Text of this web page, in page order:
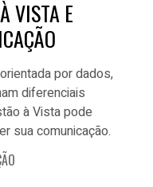
VISTA E
por dados,
diferenciais
à Vista pode
sua comunicação.